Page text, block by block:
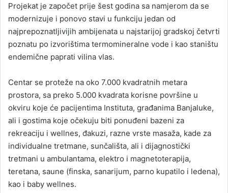
Projekat je započet prije šest godina sa namjerom da se
modernizuje i ponovo stavi u funkciju jedan od
najprepoznatljivijih ambijenata u najstarijoj gradskoj četvrti
poznatu po izvorištima termomineralne vode i kao staništu
endemične paprati vilina vlas.
Centar se proteže na oko 7.000 kvadratnih metara
prostora, sa preko 5.000 kvadrata korisne površine u
okviru koje će pacijentima Instituta, građanima Banjaluke,
ali i gostima koje očekuju biti ponuđeni bazeni za
rekreaciju i wellnes, đakuzi, razne vrste masaža, kade za
individualne tretmane, sunčališta, ali i dijagnostički
tretmani u ambulantama, elektro i magnetoterapija,
teretana, saune (finska, sanarijum, parno kupatilo i ledena),
kao i baby wellnes.